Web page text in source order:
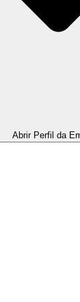
Abrir Perfil da